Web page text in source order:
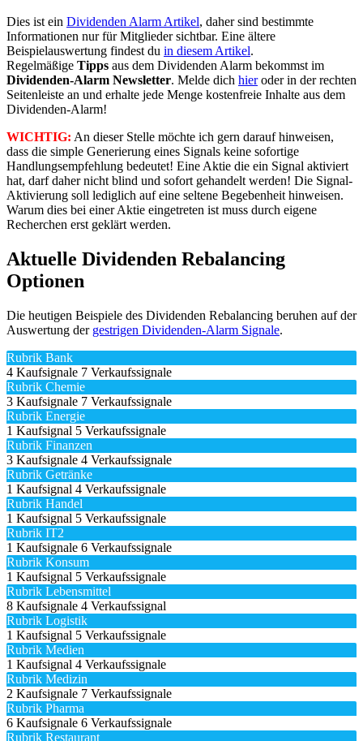
Dies ist ein Dividenden Alarm Artikel, daher sind bestimmte
Informationen nur für Mitglieder sichtbar. Eine ältere
Beispielauswertung findest du in diesem Artikel.
Regelmäßige Tipps aus dem Dividenden Alarm bekommst im
Dividenden-Alarm Newsletter. Melde dich hieroder in der rechten
Seitenleiste an und erhalte jede Menge kostenfreie Inhalte aus dem
Dividenden-Alarm!
WICHTIG: An dieser Stelle möchte ich gern darauf hinweisen,
dass die simple Generierung eines Signals keine sofortige
Handlungsempfehlung bedeutet! Eine Aktie die ein Signal aktiviert
hat, darf daher nicht blind und sofort gehandelt werden! Die Signal-
Aktivierung soll lediglich auf eine seltene Begebenheit hinweisen.
Warum dies bei einer Aktie eingetreten ist muss durch eigene
Recherchen erst geklärt werden.
Aktuelle Dividenden Rebalancing
Optionen
Die heutigen Beispiele des Dividenden Rebalancing beruhen auf der
Auswertung der gestrigen Dividenden-Alarm Signale.
Rubrik Bank
4 Kaufsignale 7 Verkaufssignale
Rubrik Chemie
3 Kaufsignale 7 Verkaufssignale
Rubrik Energie
1 Kaufsignal 5 Verkaufssignale
Rubrik Finanzen
3 Kaufsignale 4 Verkaufssignale
Rubrik Getränke
1 Kaufsignal 4 Verkaufssignale
Rubrik Handel
1 Kaufsignal 5 Verkaufssignale
Rubrik IT2
1 Kaufsignale 6 Verkaufssignale
Rubrik Konsum
1 Kaufsignal 5 Verkaufssignale
Rubrik Lebensmittel
8 Kaufsignale 4 Verkaufssignal
Rubrik Logistik
1 Kaufsignal 5 Verkaufssignale
Rubrik Medien
1 Kaufsignal 4 Verkaufssignale
Rubrik Medizin
2 Kaufsignale 7 Verkaufssignale
Rubrik Pharma
6 Kaufsignale 6 Verkaufssignale
Rubrik Restaurant